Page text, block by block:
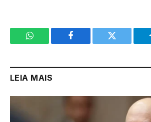
WhatsApp Facebook Twitter
LEIA MAIS